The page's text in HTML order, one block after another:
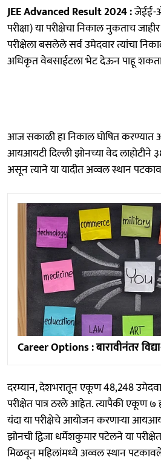
JEE Advanced Result 2024 :जेईई-
परीक्षा) या परीक्षेचा निकाल नुकताच
परीक्षेला बसलेले सर्व उमेदवार त्यांचा
अधिकृत वेबसाईटला भेट देऊन पाहू
आज सकाळी हा निकाल घोषित करण्यात
आयआयटी दिल्ली झोनच्या वेद
असून त्याने या यादीत अव्वल स्थान
Career Options : बारावीनंतर
दरम्यान, देशभरातून एकूण 48,248
परीक्षेत पात्र ठरले आहेत. त्यापैकी एकूण ७
यंदा या परीक्षेचे आयोजन करणाऱ्या
झोनची द्विजा धर्मेशकुमार पटेलने या
मिळवून महिलांमध्ये अव्वल स्थान